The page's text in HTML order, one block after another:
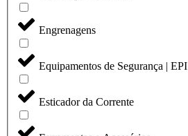
Engrenagens
Equipamentos de Segurança | EPI
Esticador da Corrente